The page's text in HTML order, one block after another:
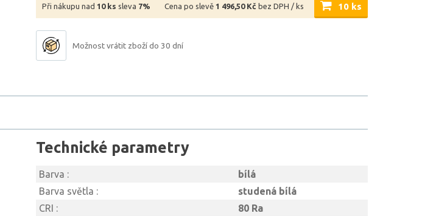
Při nákupu nad 10 ks sleva 7% Cena po slevě 1 496,50 Kč bez DPH / ks 10 ks
Možnost vrátit zboží do 30 dní
Technické parametry
Barva :
bílá
Barva světla :
studená bílá
CRI :
80 Ra